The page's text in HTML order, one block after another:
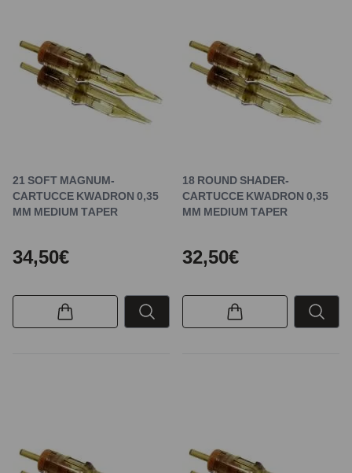
21 SOFT MAGNUM-
CARTUCCE KWADRON 0,35
MM MEDIUM TAPER
34,50€
18 ROUND SHADER-
CARTUCCE KWADRON 0,35
MM MEDIUM TAPER
32,50€